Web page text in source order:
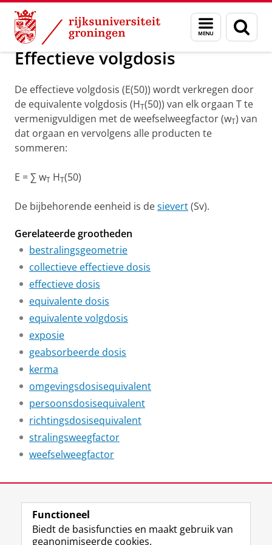
Skip
Content
Skip
Navigation
Menu
en
zoeken
Groningen Academy for Radiation Protection
Effectieve volgdosis
De effectieve volgdosis (E(50)) wordt verkregen door
de equivalente volgdosis (HT(50)) van elk orgaan T te
vermenigvuldigen met de weefselweegfactor (wT) van
dat orgaan en vervolgens alle producten te
sommeren:
E = ∑ wT HT(50)
De bijbehorende eenheid is desievert(Sv).
Gerelateerde grootheden
bestralingsgeometrie
collectieve effectieve dosis
effectieve dosis
equivalente dosis
equivalente volgdosis
exposie
geabsorbeerde dosis
kerma
omgevingsdosisequivalent
persoonsdosisequivalent
richtingsdosisequivalent
stralingsweegfactor
weefselweegfactor
View this page in:English
Functioneel
Biedt de basisfuncties en maakt gebruik van
geanonimiseerde cookies.